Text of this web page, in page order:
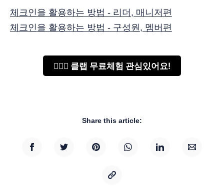
체크인을 활용하는 방법 - 리더, 매니저편
체크인을 활용하는 방법 - 구성원, 멤버편
🙋🏻‍♂️ 클랩 무료체험 관심있어요!
Share this article: